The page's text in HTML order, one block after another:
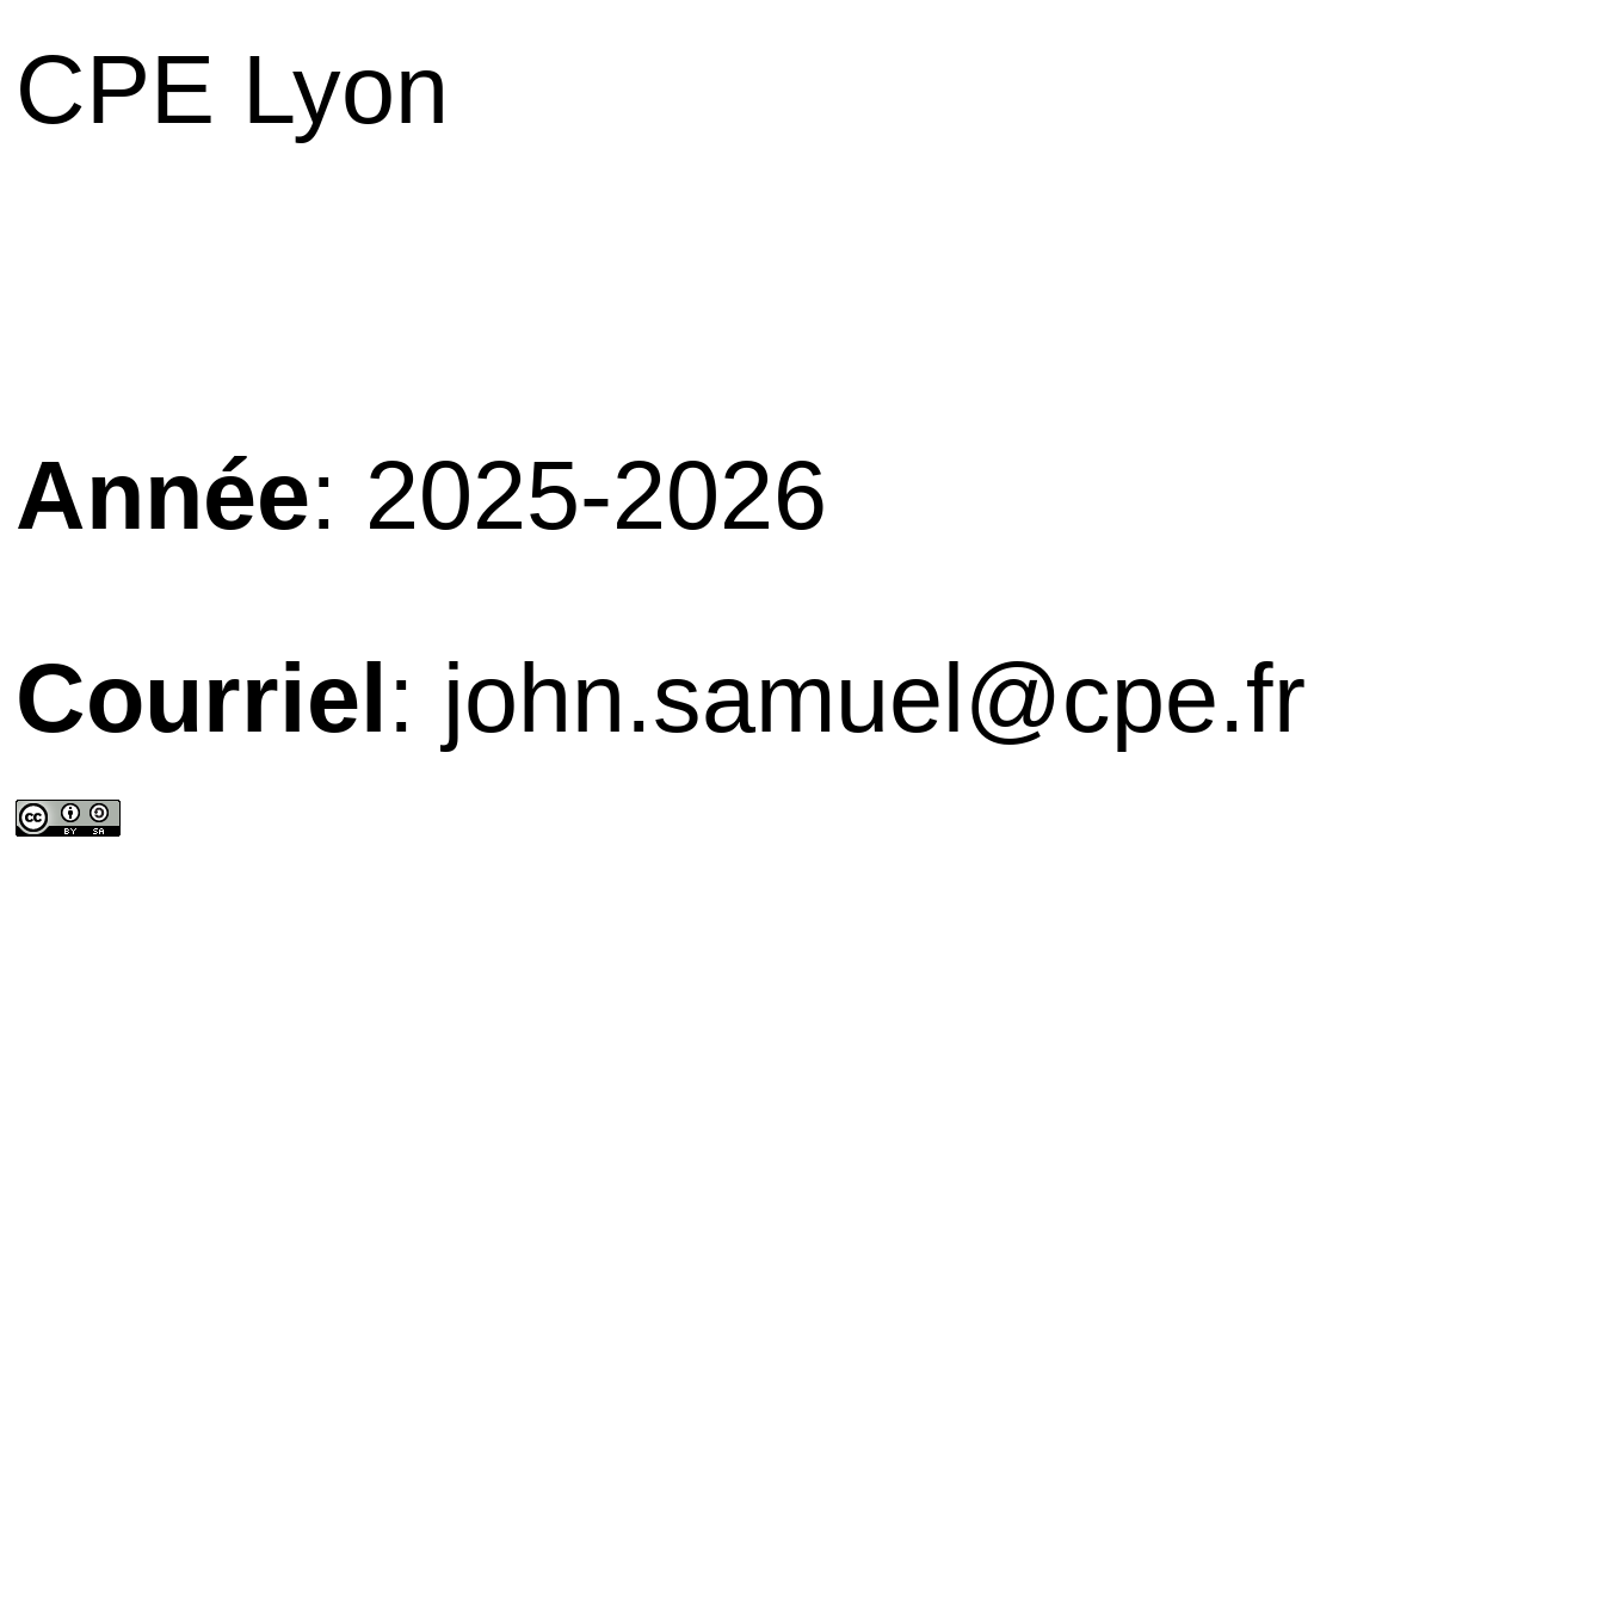
CPE Lyon
Année: 2025-2026
Courriel: john.samuel@cpe.fr